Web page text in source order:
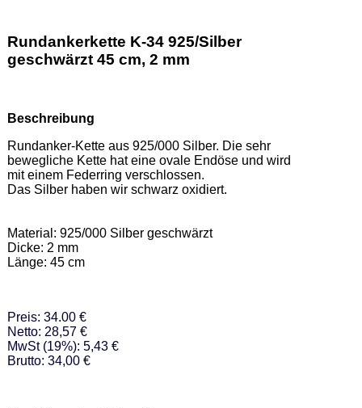
Rundankerkette K-34 925/Silber
geschwärzt 45 cm, 2 mm
Beschreibung
Rundanker-Kette aus 925/000 Silber. Die sehr
bewegliche Kette hat eine ovale Endöse und wird
mit einem Federring verschlossen.
Das Silber haben wir schwarz oxidiert.
Material: 925/000 Silber geschwärzt
Dicke: 2 mm
Länge: 45 cm
Preis: 34.00 €
Netto: 28,57 €
MwSt (19%): 5,43 €
Brutto: 34,00 €